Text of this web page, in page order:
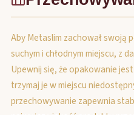
Aby Metaslim zachował swoją
suchym i chłodnym miejscu, z
Upewnij się, że opakowanie
trzymaj je w miejscu
przechowywanie zapewnia